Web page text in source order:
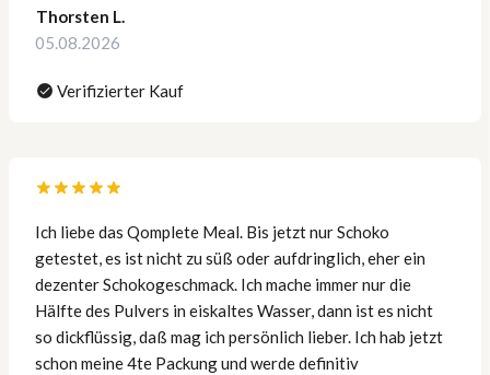
Thorsten L.
05.08.2026
Verifizierter Kauf
Ich liebe das Qomplete Meal. Bis jetzt nur Schoko
getestet, es ist nicht zu süß oder aufdringlich, eher ein
dezenter Schokogeschmack. Ich mache immer nur die
Hälfte des Pulvers in eiskaltes Wasser, dann ist es nicht
so dickflüssig, daß mag ich persönlich lieber. Ich hab jetzt
schon meine 4te Packung und werde definitiv